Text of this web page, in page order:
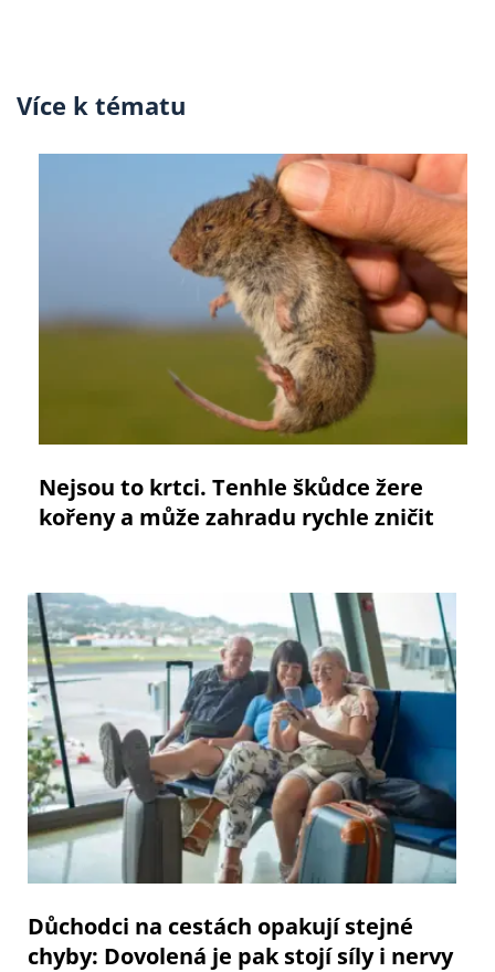
Více k tématu
Nejsou to krtci. Tenhle škůdce žere
kořeny a může zahradu rychle zničit
Důchodci na cestách opakují stejné
chyby: Dovolená je pak stojí síly i nervy